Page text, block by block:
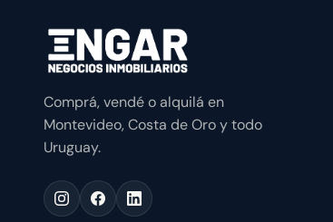
Comprá, vendé o alquilá en
Montevideo, Costa de Oro y todo
Uruguay.